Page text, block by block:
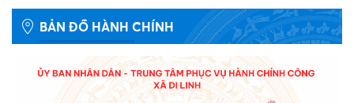
BẢN ĐỒ HÀNH CHÍNH